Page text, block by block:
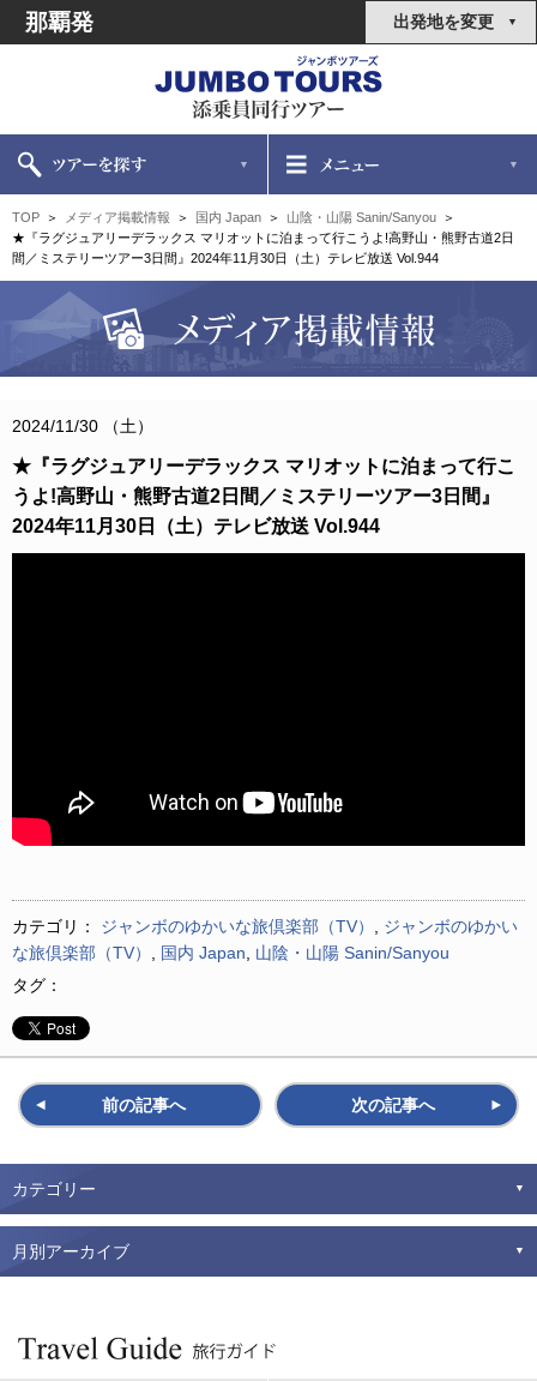
那覇発 出発地を変更
TOP メディア掲載情報 国内 Japan
山陰・山陽 Sanin/Sanyou
★『ラグジュアリーデラックス マリオットに泊まって行こうよ!高野山・熊野古道2日
間／ミステリーツアー3日間』2024年11月30日（土）テレビ放送 Vol.944
2024/11/30 （土）
★『ラグジュアリーデラックス マリオットに泊まって行こ
うよ!高野山・熊野古道2日間／ミステリーツアー3日間』
2024年11月30日（土）テレビ放送 Vol.944
カテゴリ： ジャンボのゆかいな旅倶楽部（TV）
ジャンボのゆかい
な旅倶楽部（TV）
国内 Japan
山陰・山陽 Sanin/Sanyou
タグ：
前の記事へ 次の記事へ
カテゴリー
月別アーカイブ